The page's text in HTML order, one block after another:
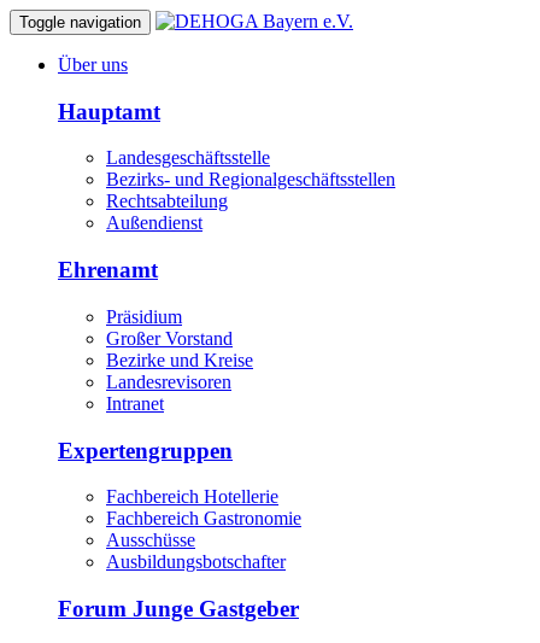
Toggle navigation
Über uns
Hauptamt
Landesgeschäftsstelle
Bezirks- und Regionalgeschäftsstellen
Rechtsabteilung
Außendienst
Ehrenamt
Präsidium
Großer Vorstand
Bezirke und Kreise
Landesrevisoren
Intranet
Expertengruppen
Fachbereich Hotellerie
Fachbereich Gastronomie
Ausschüsse
Ausbildungsbotschafter
Forum Junge Gastgeber